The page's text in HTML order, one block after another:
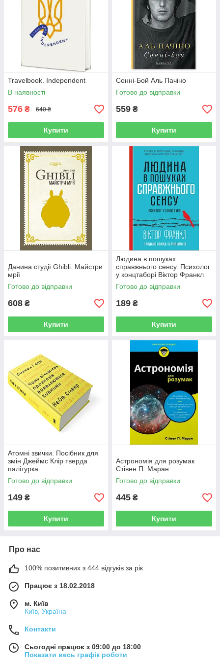
Travelbook. Independent
В наявності
576 ₴ 640 ₴
Купити
Сонні-Бой Аль Пачіно
Готово до відправки
559 ₴
Купити
Данина студії Ghibli. Майстри
мрії
Готово до відправки
608 ₴
Купити
Людина в пошуках
справжнього сенсу. Психолог
у концтаборі Вiктор Франкл
Готово до відправки
189 ₴
Купити
Атомні звички. Посібник для
змін Джеймс Клір тверда
палітурка
Готово до відправки
149 ₴
Купити
Астрономія для розумак
Стівен П. Маран
Готово до відправки
445 ₴
Купити
Про нас
100% позитивних з 444 відгуків за рік
Працює з 18.02.2018
м. Київ
Київ, Україна
Контакти
Сьогодні працює з 09:00 до 18:00
Показати весь графік роботи